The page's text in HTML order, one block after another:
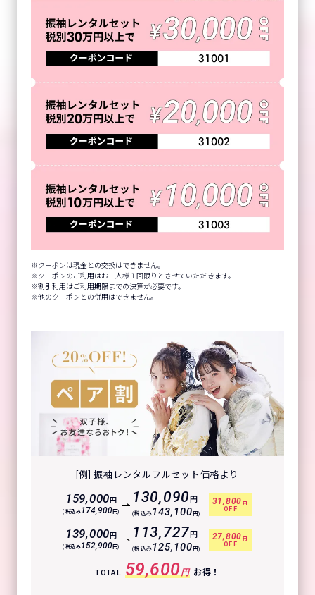
クーポンは現金との交換はできません。
クーポンのご利用はお一人様１回限りとさせていただきます。
割引利用はご利用期限までの決算が必要です。
他のクーポンとの併用はできません。
[例] 振袖レンタルフルセット価格より
159,000円
(税込み174,900円)
130,090 円
(税込み143,100 円)
31,800 円
OFF
139,000円
(税込み152,900円)
113,727 円
(税込み125,100 円)
27,800 円
OFF
TOTAL 59,600円 お得！